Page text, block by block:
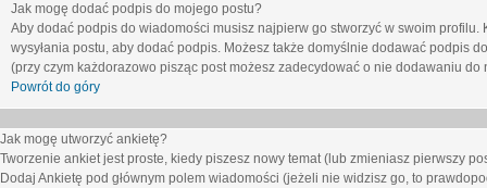
Jak mogę dodać podpis do mojego postu?
Aby dodać podpis do wiadomości musisz najpierw go stworzyć w swoim
wysyłania postu, aby dodać podpis. Możesz także domyślnie dodawać podpis
(przy czym każdorazowo pisząc post możesz zadecydować o nie dodawaniu
Powrót do góry
Jak mogę utworzyć ankietę?
Tworzenie ankiet jest proste, kiedy piszesz nowy temat (lub zmieniasz pierwszy
Dodaj Ankietę pod głównym polem wiadomości (jeżeli nie widzisz go, to